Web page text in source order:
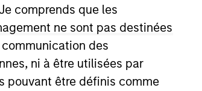
comprends que les
ne sont pas destinées
des
ni à être utilisées par
pouvant être définis comme
otherwise approved by
these hyperlinks to you
verification or
contained on the site